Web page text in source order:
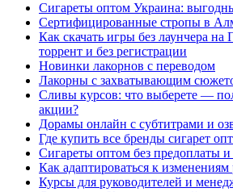
Сигареты оптом Украина:
Сертифицированные стропы в
Как скачать игры без лаунчера на
торрент и без регистрации
Новинки лакорнов с переводом
Лакорны с захватывающим
Сливы курсов: что выберете —
акции?
Дорамы онлайн с субтитрами и
Где купить все бренды сигарет
Сигареты оптом без предоплаты и
Как адаптироваться к
Курсы для руководителей и